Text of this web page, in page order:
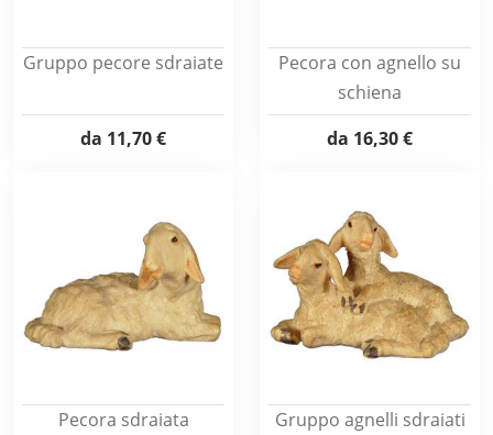
Gruppo pecore sdraiate
da 11,70 €
Pecora con agnello su
schiena
da 16,30 €
Pecora sdraiata Gruppo agnelli sdraiati